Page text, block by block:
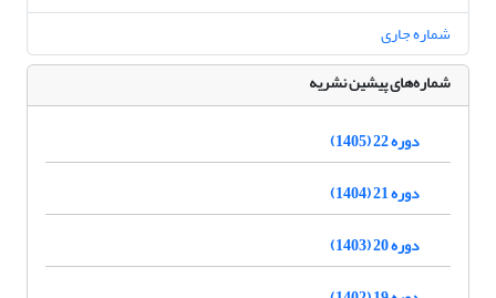
شماره جاری
شماره‌های پیشین نشریه
دوره 22 (1405)
دوره 21 (1404)
دوره 20 (1403)